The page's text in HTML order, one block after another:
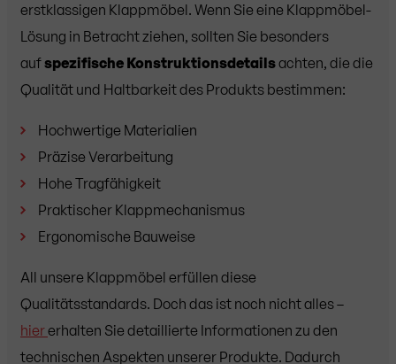
erstklassigen Klappmöbel. Wenn Sie eine Klappmöbel-
Lösung in Betracht ziehen, sollten Sie besonders
aufspezifische Konstruktionsdetailsachten, die die
Qualität und Haltbarkeit des Produkts bestimmen:
Hochwertige Materialien
Präzise Verarbeitung
Hohe Tragfähigkeit
Praktischer Klappmechanismus
Ergonomische Bauweise
All unsere Klappmöbel erfüllen diese
Qualitätsstandards. Doch das ist noch nicht alles –
hiererhalten Sie detaillierte Informationen zu den
technischen Aspekten unserer Produkte. Dadurch